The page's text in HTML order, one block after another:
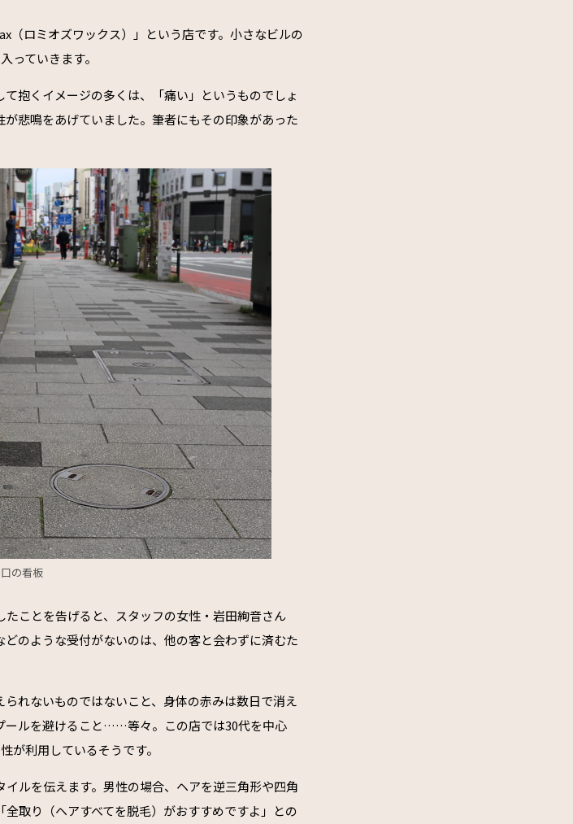
（ロミオズワックス）」という店です。小さなビルの
っていきます。
抱くイメージの多くは、「痛い」というものでしょ
悲鳴をあげていました。筆者にもその印象があった
の看板
ことを告げると、スタッフの女性・岩田絢音さん
のような受付がないのは、他の客と会わずに済むた
れないものではないこと、身体の赤みは数日で消え
ールを避けること……等々。この店では30代を中心
が利用しているそうです。
ルを伝えます。男性の場合、ヘアを逆三角形や四角
取り（ヘアすべてを脱毛）がおすすめですよ」との